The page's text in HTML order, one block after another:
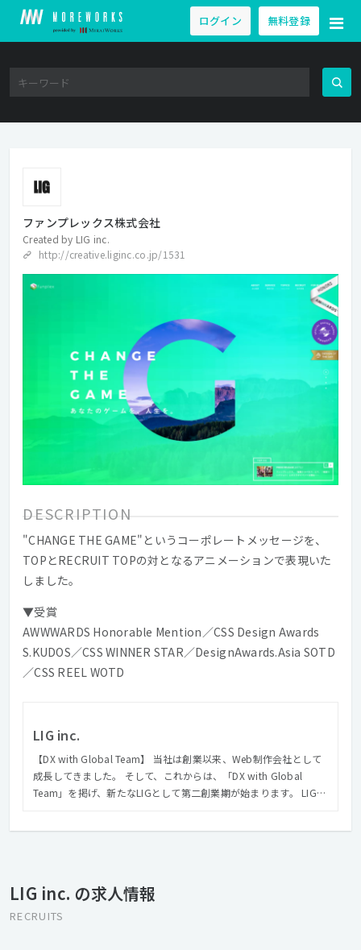
ログイン 無料登録
ファンプレックス株式会社
Created by LIG inc.
http://creative.liginc.co.jp/1531
DESCRIPTION
"CHANGE THE GAME"というコーポレートメッセージを、
TOPとRECRUIT TOPの対となるアニメーションで表現いた
しました。
▼受賞
AWWWARDS Honorable Mention／CSS Design Awards
S.KUDOS／CSS WINNER STAR／DesignAwards.Asia SOTD
／CSS REEL WOTD
LIG inc.
【DX with Global Team】 当社は創業以来、Web制作会社として
成長してきました。 そして、これからは、「DX with Global
Team」を掲げ、新たなLIGとして第二創業期が始まります。 LIG
「Design×Consulting」の新しい領域で成長を目指していきま
す。 まだまだ小さな一歩でしかありませんが、近い将来「DXとい
LIG inc. の求人情報
RECRUITS